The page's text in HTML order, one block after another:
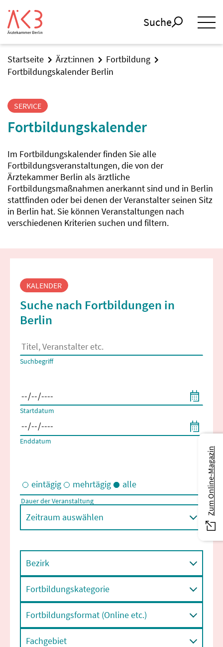
Suche
Startseite Ärzt:innen
Fortbildung
Fortbildungskalender Berlin
SERVICE
Fortbildungskalender
Im Fortbildungskalender finden Sie alle
Fortbildungsveranstaltungen, die von der
Ärztekammer Berlin als ärztliche
Fortbildungsmaßnahmen anerkannt sind und in Berlin
stattfinden oder bei denen der Veranstalter seinen Sitz
in Berlin hat. Sie können Veranstaltungen nach
verschiedenen Kriterien suchen und filtern.
Fortbildungssuche
KALENDER
Suche nach Fortbildungen in
Berlin
Es erscheinen Suchvorschläge, wenn mindestens 2 Zeichen
Suchbegriff
Startdatum
Enddatum
Eintägige und/oder mehrtägige Veranstaltungen
eintägig mehrtägig alle
Dauer der Veranstaltung
Zeitraum auswählen
Bezirk
Fortbildungskategorie
Fortbildungsformat (Online etc.)
Fachgebiet
Zum Online-Magazin